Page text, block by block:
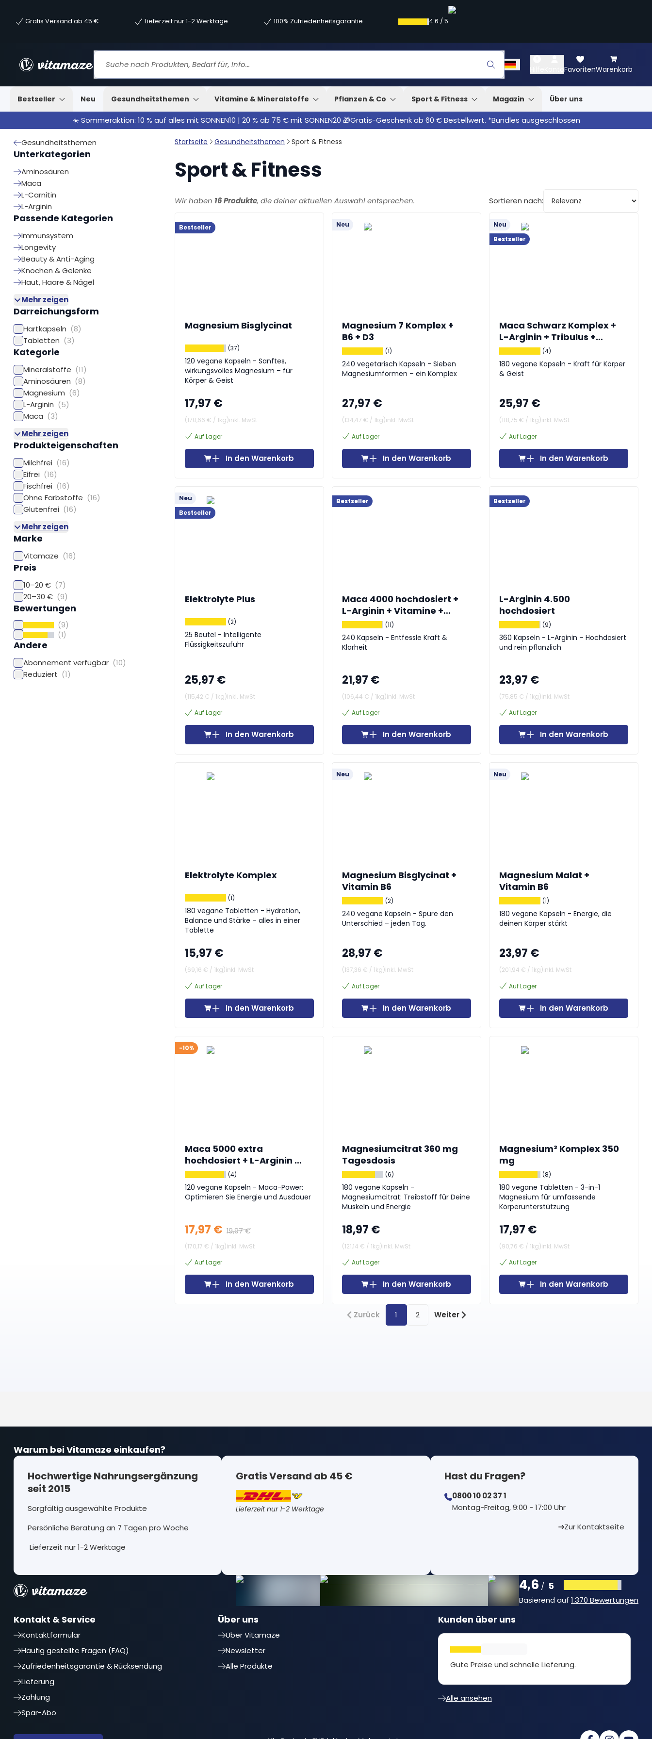
Gratis Versand ab 45 € Lieferzeit nur 1-2 Werktage 100% Zufriedenheitsgarantie 4.6 /5
FavoritenWarenkorb
Bestseller Neu Gesundheitsthemen Vitamine & Mineralstoffe Pflanzen & Co Sport & Fitness Magazin Über uns
☀️ Sommeraktion: 10 % auf alles mit SONNEN10 | 20 % ab 75 € mit SONNEN20 🎁Gratis-Geschenk ab 60 € Bestellwert. *Bundles ausgeschlossen
Gesundheitsthemen
Unterkategorien
Aminosäuren
Maca
L-Carnitin
L-Arginin
Passende Kategorien
Immunsystem
Longevity
Beauty & Anti-Aging
Knochen & Gelenke
Haut, Haare & Nägel
Mehr zeigen
Darreichungsform
Hartkapseln (8)
Tabletten (3)
Kategorie
Mineralstoffe (11)
Aminosäuren (8)
Magnesium (6)
L-Arginin (5)
Maca (3)
Mehr zeigen
Produkteigenschaften
Milchfrei (16)
Eifrei (16)
Fischfrei (16)
Ohne Farbstoffe (16)
Glutenfrei (16)
Mehr zeigen
Marke
Vitamaze (16)
Preis
10–20 € (7)
20–30 € (9)
Bewertungen
(9)
(1)
Andere
Abonnement verfügbar (10)
Reduziert (1)
Startseite Gesundheitsthemen Sport & Fitness
Sport & Fitness
Wir haben 16 Produkte, die deiner aktuellen Auswahl entsprechen. Sortieren nach:
Bestseller
Magnesium Bisglycinat
(37)
120 vegane Kapseln - Sanftes,
wirkungsvolles Magnesium – für
Körper & Geist
17,97 €
(170,66 € / 1kg)inkl. MwSt
Auf Lager
In den Warenkorb
Neu
Magnesium 7 Komplex +
B6 + D3
(1)
240 vegetarisch Kapseln - Sieben
Magnesiumformen – ein Komplex
27,97 €
(134,47 € / 1kg)inkl. MwSt
Auf Lager
In den Warenkorb
Neu
Bestseller
Maca Schwarz Komplex +
L-Arginin + Tribulus +
Ginseng (4)
180 vegane Kapseln - Kraft für Körper
& Geist
25,97 €
(118,75 € / 1kg)inkl. MwSt
Auf Lager
In den Warenkorb
Neu
Bestseller
Elektrolyte Plus
(2)
25 Beutel - Intelligente
Flüssigkeitszufuhr
25,97 €
(115,42 € / 1kg)inkl. MwSt
Auf Lager
In den Warenkorb
Bestseller
Maca 4000 hochdosiert +
L-Arginin + Vitamine +
Zink
(11)
240 Kapseln - Entfessle Kraft &
Klarheit
21,97 €
(106,44 € / 1kg)inkl. MwSt
Auf Lager
In den Warenkorb
Bestseller
L-Arginin 4.500
hochdosiert
(9)
360 Kapseln - L-Arginin – Hochdosiert
und rein pflanzlich
23,97 €
(75,85 € / 1kg)inkl. MwSt
Auf Lager
In den Warenkorb
Elektrolyte Komplex
(1)
180 vegane Tabletten - Hydration,
Balance und Stärke – alles in einer
Tablette
15,97 €
(69,16 € / 1kg)inkl. MwSt
Auf Lager
In den Warenkorb
Neu
Magnesium Bisglycinat +
Vitamin B6
(2)
240 vegane Kapseln - Spüre den
Unterschied – jeden Tag.
28,97 €
(137,36 € / 1kg)inkl. MwSt
Auf Lager
In den Warenkorb
Neu
Magnesium Malat +
Vitamin B6
(1)
180 vegane Kapseln - Energie, die
deinen Körper stärkt
23,97 €
(201,94 € / 1kg)inkl. MwSt
Auf Lager
In den Warenkorb
-10%
Maca 5000 extra
hochdosiert + L-Arginin +
OPC + Vitamine + Zink
(4)
120 vegane Kapseln - Maca-Power:
Optimieren Sie Energie und Ausdauer
17,97 € 19,97 €
(170,17 € / 1kg)inkl. MwSt
Auf Lager
In den Warenkorb
Magnesiumcitrat 360 mg
Tagesdosis
(6)
180 vegane Kapseln -
Magnesiumcitrat: Treibstoff für Deine
Muskeln und Energie
18,97 €
(121,14 € / 1kg)inkl. MwSt
Auf Lager
In den Warenkorb
Magnesium³ Komplex 350
mg
(8)
180 vegane Tabletten - 3-in-1
Magnesium für umfassende
Körperunterstützung
17,97 €
(90,76 € / 1kg)inkl. MwSt
Auf Lager
In den Warenkorb
Zurück 1 2 Weiter
Warum bei Vitamaze einkaufen?
Hochwertige Nahrungsergänzung
seit 2015
Sorgfältig ausgewählte Produkte
Persönliche Beratung an 7 Tagen pro Woche
Lieferzeit nur 1-2 Werktage
Gratis Versand ab 45 €
Lieferzeit nur 1-2 Werktage
Hast du Fragen?
0800 10 02 37 1
⁠Montag-Freitag, 9:00 - 17:00 Uhr
Zur Kontaktseite
4,6 / 5
Basierend auf 1.370 Bewertungen
Kontakt & Service
Kontaktformular
Häufig gestellte Fragen (FAQ)
Zufriedenheitsgarantie & Rücksendung
Lieferung
Zahlung
Spar-Abo
Über uns
Über Vitamaze
Newsletter
Alle Produkte
Kunden über uns
Gute Preise und schnelle Lieferung.
Alle ansehen